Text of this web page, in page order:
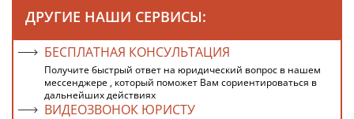
ДРУГИЕ НАШИ СЕРВИСЫ:
БЕСПЛАТНАЯ КОНСУЛЬТАЦИЯ
Получите быстрый ответ на юридический вопрос в нашем
мессенджере , который поможет Вам сориентироваться в
дальнейших действиях
ВИДЕОЗВОНОК ЮРИСТУ